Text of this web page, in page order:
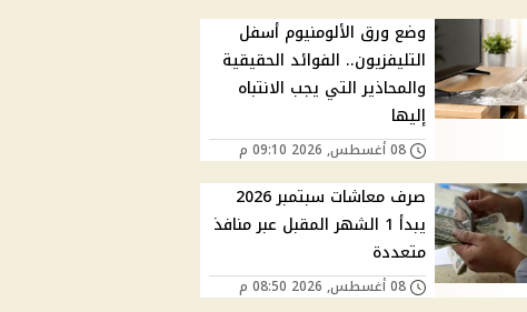
وضع ورق الألومنيوم أسفل
التليفزيون.. الفوائد الحقيقية
والمحاذير التي يجب الانتباه
إليها
08 أغسطس, 2026 09:10 م
صرف معاشات سبتمبر 2026
يبدأ 1 الشهر المقبل عبر منافذ
متعددة
08 أغسطس, 2026 08:50 م